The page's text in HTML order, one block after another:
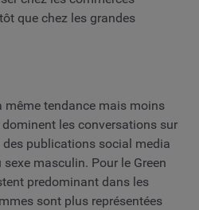
que chez les grandes
même tendance mais moins
les conversations sur
des publications social media
masculin. Pour le Green
predominant dans les
sont plus représentées